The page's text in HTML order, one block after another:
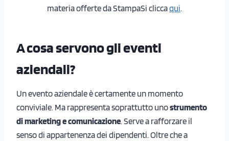
materia offerte da StampaSi cliccaqui.
A cosa servono gli eventi
aziendali?
Un evento aziendale è certamente un momento
conviviale. Ma rappresenta soprattutto unostrumento
di marketing e comunicazione. Serve a rafforzare il
senso di appartenenza dei dipendenti. Oltre che a